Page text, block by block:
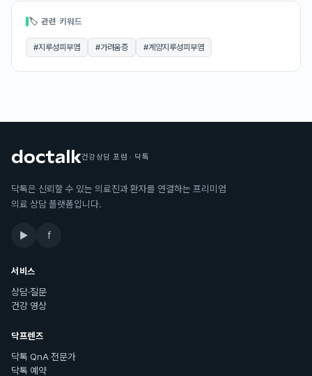
🏷 관련 키워드
#지루성피부염 #가려움증 #계양지루성피부염
건강상담 포럼 · 닥톡
닥톡은 신뢰할 수 있는 의료진과 환자를 연결하는 프리미엄
의료 상담 플랫폼입니다.
▶ f
서비스
상담·질문
건강 영상
닥프렌즈
닥톡 QnA 전문가
닥톡 예약